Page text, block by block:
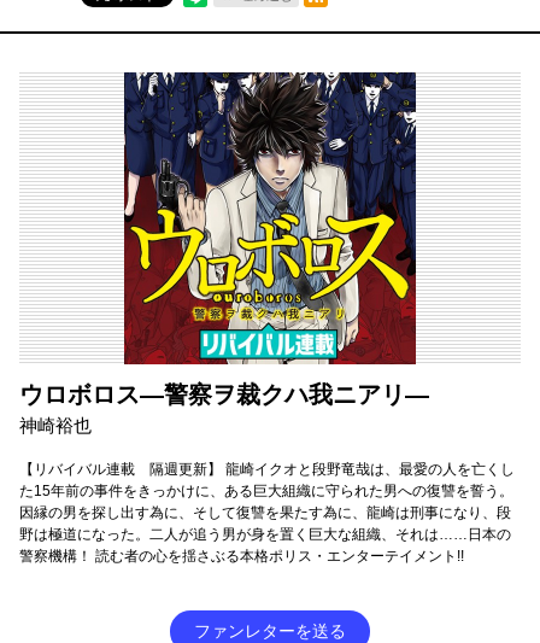
ウロボロス―警察ヲ裁クハ我ニアリ―
神崎裕也
【リバイバル連載 隔週更新】 龍崎イクオと段野竜哉は、最愛の人を亡くし
た15年前の事件をきっかけに、ある巨大組織に守られた男への復讐を誓う。
因縁の男を探し出す為に、そして復讐を果たす為に、龍崎は刑事になり、段
野は極道になった。二人が追う男が身を置く巨大な組織、それは……日本の
警察機構！ 読む者の心を揺さぶる本格ポリス・エンターテイメント!!
ファンレターを送る